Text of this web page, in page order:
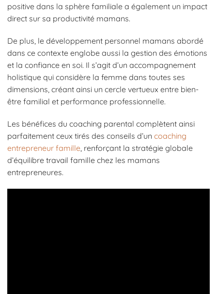
positive dans la sphère familiale a également un impact
direct sur sa productivité mamans.
De plus, le développement personnel mamans abordé
dans ce contexte englobe aussi la gestion des émotions
et la confiance en soi. Il s’agit d’un accompagnement
holistique qui considère la femme dans toutes ses
dimensions, créant ainsi un cercle vertueux entre bien-
être familial et performance professionnelle.
Les bénéfices du coaching parental complètent ainsi
parfaitement ceux tirés des conseils d’un coaching
entrepreneur famille , renforçant la stratégie globale
d’équilibre travail famille chez les mamans
entrepreneures.